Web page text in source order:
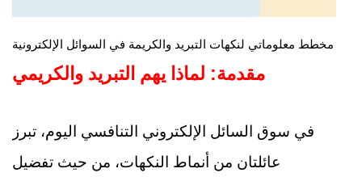
مخطط معلوماتي لنكهات التبريد والكريمة في السوائل الإلكترونية
مقدمة: لماذا يهم التبريد والكريمي
في سوق السائل الإلكتروني التنافسي اليوم، تبرز
عائلتان من أنماط النكهات، من حيث تفضيل